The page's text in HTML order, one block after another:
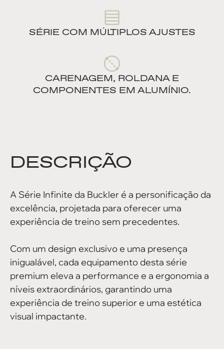
SÉRIE COM MÚLTIPLOS AJUSTES
CARENAGEM, ROLDANA E
COMPONENTES EM ALUMÍNIO.
DESCRIÇÃO
A Série Infinite da Buckler é a personificação da
excelência, projetada para oferecer uma
experiência de treino sem precedentes.
Com um design exclusivo e uma presença
inigualável, cada equipamento desta série
premium eleva a performance e a ergonomia a
níveis extraordinários, garantindo uma
experiência de treino superior e uma estética
visual impactante.